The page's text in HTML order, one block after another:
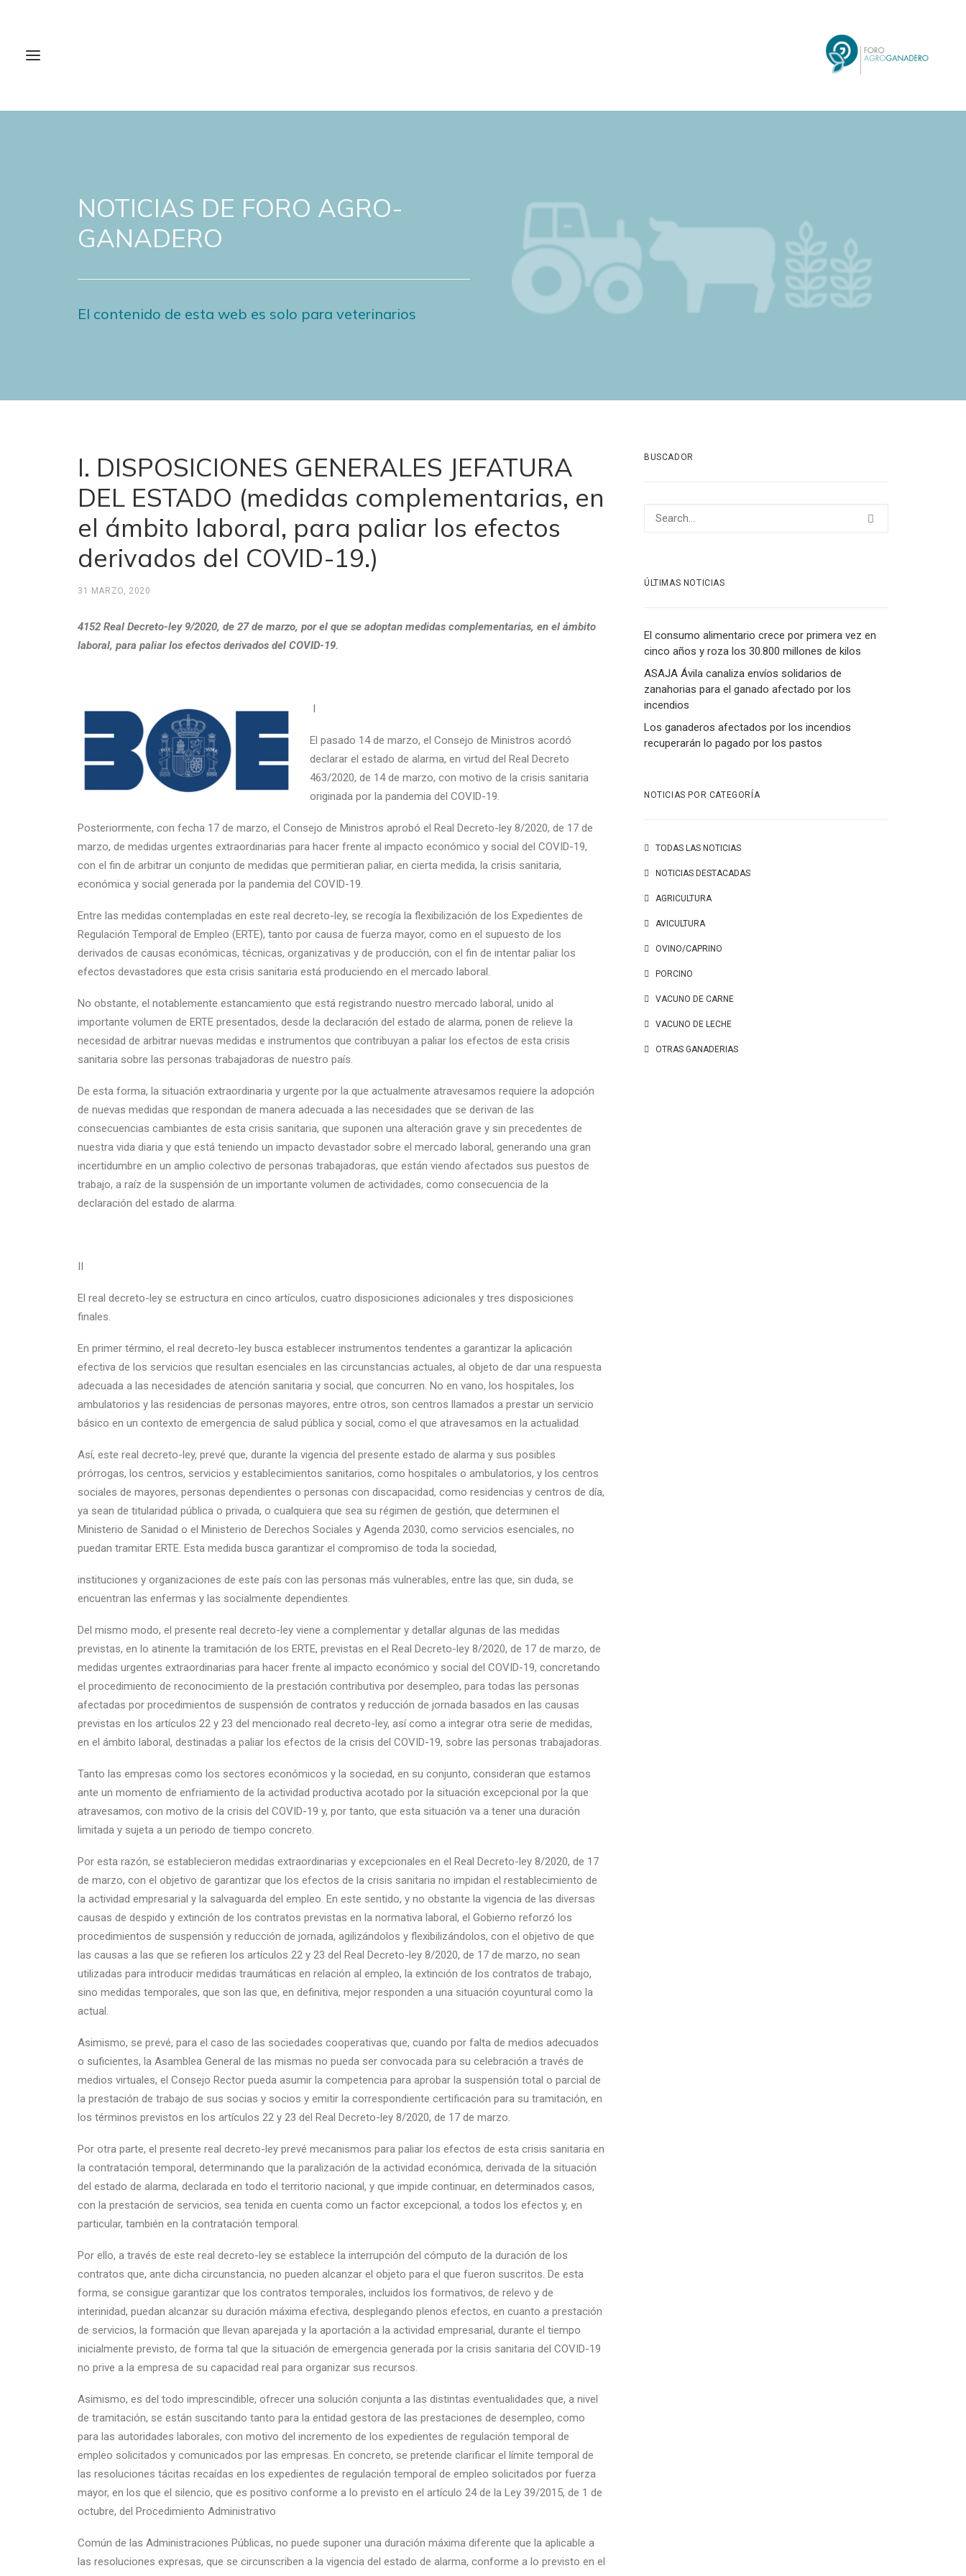
NOTICIAS DE FORO AGRO-
GANADERO
El contenido de esta web es solo para veterinarios
I. DISPOSICIONES GENERALES JEFATURA
DEL ESTADO (medidas complementarias, en
el ámbito laboral, para paliar los efectos
derivados del COVID-19.)
31 MARZO, 2020
4152 Real Decreto-ley 9/2020, de 27 de marzo, por el que se adoptan medidas complementarias, en el ámbito
laboral, para paliar los efectos derivados del COVID-19.
I
El pasado 14 de marzo, el Consejo de Ministros acordó
declarar el estado de alarma, en virtud del Real Decreto
463/2020, de 14 de marzo, con motivo de la crisis sanitaria
originada por la pandemia del COVID-19.
Posteriormente, con fecha 17 de marzo, el Consejo de Ministros aprobó el Real Decreto-ley 8/2020, de 17 de
marzo, de medidas urgentes extraordinarias para hacer frente al impacto económico y social del COVID-19,
con el fin de arbitrar un conjunto de medidas que permitieran paliar, en cierta medida, la crisis sanitaria,
económica y social generada por la pandemia del COVID-19.
Entre las medidas contempladas en este real decreto-ley, se recogía la flexibilización de los Expedientes de
Regulación Temporal de Empleo (ERTE), tanto por causa de fuerza mayor, como en el supuesto de los
derivados de causas económicas, técnicas, organizativas y de producción, con el fin de intentar paliar los
efectos devastadores que esta crisis sanitaria está produciendo en el mercado laboral.
No obstante, el notablemente estancamiento que está registrando nuestro mercado laboral, unido al
importante volumen de ERTE presentados, desde la declaración del estado de alarma, ponen de relieve la
necesidad de arbitrar nuevas medidas e instrumentos que contribuyan a paliar los efectos de esta crisis
sanitaria sobre las personas trabajadoras de nuestro país.
De esta forma, la situación extraordinaria y urgente por la que actualmente atravesamos requiere la adopción
de nuevas medidas que respondan de manera adecuada a las necesidades que se derivan de las
consecuencias cambiantes de esta crisis sanitaria, que suponen una alteración grave y sin precedentes de
nuestra vida diaria y que está teniendo un impacto devastador sobre el mercado laboral, generando una gran
incertidumbre en un amplio colectivo de personas trabajadoras, que están viendo afectados sus puestos de
trabajo, a raíz de la suspensión de un importante volumen de actividades, como consecuencia de la
declaración del estado de alarma.
II
El real decreto-ley se estructura en cinco artículos, cuatro disposiciones adicionales y tres disposiciones
finales.
En primer término, el real decreto-ley busca establecer instrumentos tendentes a garantizar la aplicación
efectiva de los servicios que resultan esenciales en las circunstancias actuales, al objeto de dar una respuesta
adecuada a las necesidades de atención sanitaria y social, que concurren. No en vano, los hospitales, los
ambulatorios y las residencias de personas mayores, entre otros, son centros llamados a prestar un servicio
básico en un contexto de emergencia de salud pública y social, como el que atravesamos en la actualidad.
Así, este real decreto-ley, prevé que, durante la vigencia del presente estado de alarma y sus posibles
prórrogas, los centros, servicios y establecimientos sanitarios, como hospitales o ambulatorios, y los centros
sociales de mayores, personas dependientes o personas con discapacidad, como residencias y centros de día,
ya sean de titularidad pública o privada, o cualquiera que sea su régimen de gestión, que determinen el
Ministerio de Sanidad o el Ministerio de Derechos Sociales y Agenda 2030, como servicios esenciales, no
puedan tramitar ERTE. Esta medida busca garantizar el compromiso de toda la sociedad,
instituciones y organizaciones de este país con las personas más vulnerables, entre las que, sin duda, se
encuentran las enfermas y las socialmente dependientes.
Del mismo modo, el presente real decreto-ley viene a complementar y detallar algunas de las medidas
previstas, en lo atinente la tramitación de los ERTE, previstas en el Real Decreto-ley 8/2020, de 17 de marzo, de
medidas urgentes extraordinarias para hacer frente al impacto económico y social del COVID-19, concretando
el procedimiento de reconocimiento de la prestación contributiva por desempleo, para todas las personas
afectadas por procedimientos de suspensión de contratos y reducción de jornada basados en las causas
previstas en los artículos 22 y 23 del mencionado real decreto-ley, así como a integrar otra serie de medidas,
en el ámbito laboral, destinadas a paliar los efectos de la crisis del COVID-19, sobre las personas trabajadoras.
Tanto las empresas como los sectores económicos y la sociedad, en su conjunto, consideran que estamos
ante un momento de enfriamiento de la actividad productiva acotado por la situación excepcional por la que
atravesamos, con motivo de la crisis del COVID-19 y, por tanto, que esta situación va a tener una duración
limitada y sujeta a un periodo de tiempo concreto.
Por esta razón, se establecieron medidas extraordinarias y excepcionales en el Real Decreto-ley 8/2020, de 17
de marzo, con el objetivo de garantizar que los efectos de la crisis sanitaria no impidan el restablecimiento de
la actividad empresarial y la salvaguarda del empleo. En este sentido, y no obstante la vigencia de las diversas
causas de despido y extinción de los contratos previstas en la normativa laboral, el Gobierno reforzó los
procedimientos de suspensión y reducción de jornada, agilizándolos y flexibilizándolos, con el objetivo de que
las causas a las que se refieren los artículos 22 y 23 del Real Decreto-ley 8/2020, de 17 de marzo, no sean
utilizadas para introducir medidas traumáticas en relación al empleo, la extinción de los contratos de trabajo,
sino medidas temporales, que son las que, en definitiva, mejor responden a una situación coyuntural como la
actual.
Asimismo, se prevé, para el caso de las sociedades cooperativas que, cuando por falta de medios adecuados
o suficientes, la Asamblea General de las mismas no pueda ser convocada para su celebración a través de
medios virtuales, el Consejo Rector pueda asumir la competencia para aprobar la suspensión total o parcial de
la prestación de trabajo de sus socias y socios y emitir la correspondiente certificación para su tramitación, en
los términos previstos en los artículos 22 y 23 del Real Decreto-ley 8/2020, de 17 de marzo.
Por otra parte, el presente real decreto-ley prevé mecanismos para paliar los efectos de esta crisis sanitaria en
la contratación temporal, determinando que la paralización de la actividad económica, derivada de la situación
del estado de alarma, declarada en todo el territorio nacional, y que impide continuar, en determinados casos,
con la prestación de servicios, sea tenida en cuenta como un factor excepcional, a todos los efectos y, en
particular, también en la contratación temporal.
Por ello, a través de este real decreto-ley se establece la interrupción del cómputo de la duración de los
contratos que, ante dicha circunstancia, no pueden alcanzar el objeto para el que fueron suscritos. De esta
forma, se consigue garantizar que los contratos temporales, incluidos los formativos, de relevo y de
interinidad, puedan alcanzar su duración máxima efectiva, desplegando plenos efectos, en cuanto a prestación
de servicios, la formación que llevan aparejada y la aportación a la actividad empresarial, durante el tiempo
inicialmente previsto, de forma tal que la situación de emergencia generada por la crisis sanitaria del COVID-19
no prive a la empresa de su capacidad real para organizar sus recursos.
Asimismo, es del todo imprescindible, ofrecer una solución conjunta a las distintas eventualidades que, a nivel
de tramitación, se están suscitando tanto para la entidad gestora de las prestaciones de desempleo, como
para las autoridades laborales, con motivo del incremento de los expedientes de regulación temporal de
empleo solicitados y comunicados por las empresas. En concreto, se pretende clarificar el límite temporal de
las resoluciones tácitas recaídas en los expedientes de regulación temporal de empleo solicitados por fuerza
mayor, en los que el silencio, que es positivo conforme a lo previsto en el artículo 24 de la Ley 39/2015, de 1 de
octubre, del Procedimiento Administrativo
Común de las Administraciones Públicas, no puede suponer una duración máxima diferente que la aplicable a
las resoluciones expresas, que se circunscriben a la vigencia del estado de alarma, conforme a lo previsto en el
BUSCADOR
ÚLTIMAS NOTICIAS
El consumo alimentario crece por primera vez en
cinco años y roza los 30.800 millones de kilos
ASAJA Ávila canaliza envíos solidarios de
zanahorias para el ganado afectado por los
incendios
Los ganaderos afectados por los incendios
recuperarán lo pagado por los pastos
NOTICIAS POR CATEGORÍA
TODAS LAS NOTICIAS
NOTICIAS DESTACADAS
AGRICULTURA
AVICULTURA
OVINO/CAPRINO
PORCINO
VACUNO DE CARNE
VACUNO DE LECHE
OTRAS GANADERIAS